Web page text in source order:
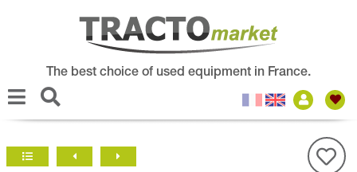
The best choice of used equipment in France.